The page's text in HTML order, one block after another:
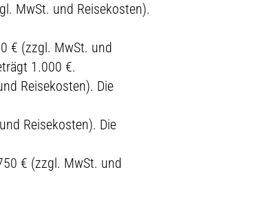
MwSt. und Reisekosten).
€ (zzgl. MwSt. und
1.000 €.
Reisekosten). Die
Reisekosten). Die
€ (zzgl. MwSt. und